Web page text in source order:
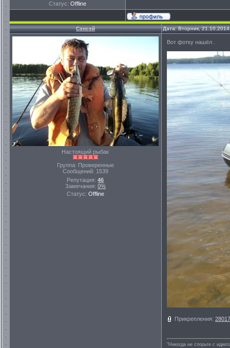
Статус: Offline
Сэнсэй Дата: Вторник,
Настоящий рыбак
Группа: Проверенные
Сообщений: 1539
Репутация:46
Замечания: 0%
Статус: Offline
Вот фотку нашёл .
Прикрепления:
"Никогда не спорьте с